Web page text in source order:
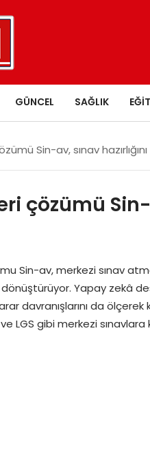
GÜNCEL SAĞLIK
Sin-av, sınav
çözümü Sin-
Sin-av, merkezi sınav
dönüştürüyor. Yapay zekâ
davranışlarını da
LGS gibi merkezi sınavlara